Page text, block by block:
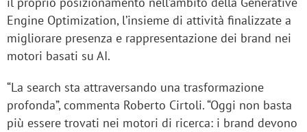
Engine Optimization, l’insieme di attività finalizzate a
migliorare presenza e rappresentazione dei brand nei
motori basati su AI.
“La search sta attraversando una trasformazione
profonda”, commenta Roberto Cirtoli. “Oggi non basta
più essere trovati nei motori di ricerca: i brand devono